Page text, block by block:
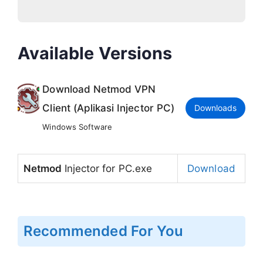
Available Versions
Download Netmod VPN
Client (Aplikasi Injector PC)
Windows Software
Downloads
Netmod Injector for PC.exe Download
Recommended For You